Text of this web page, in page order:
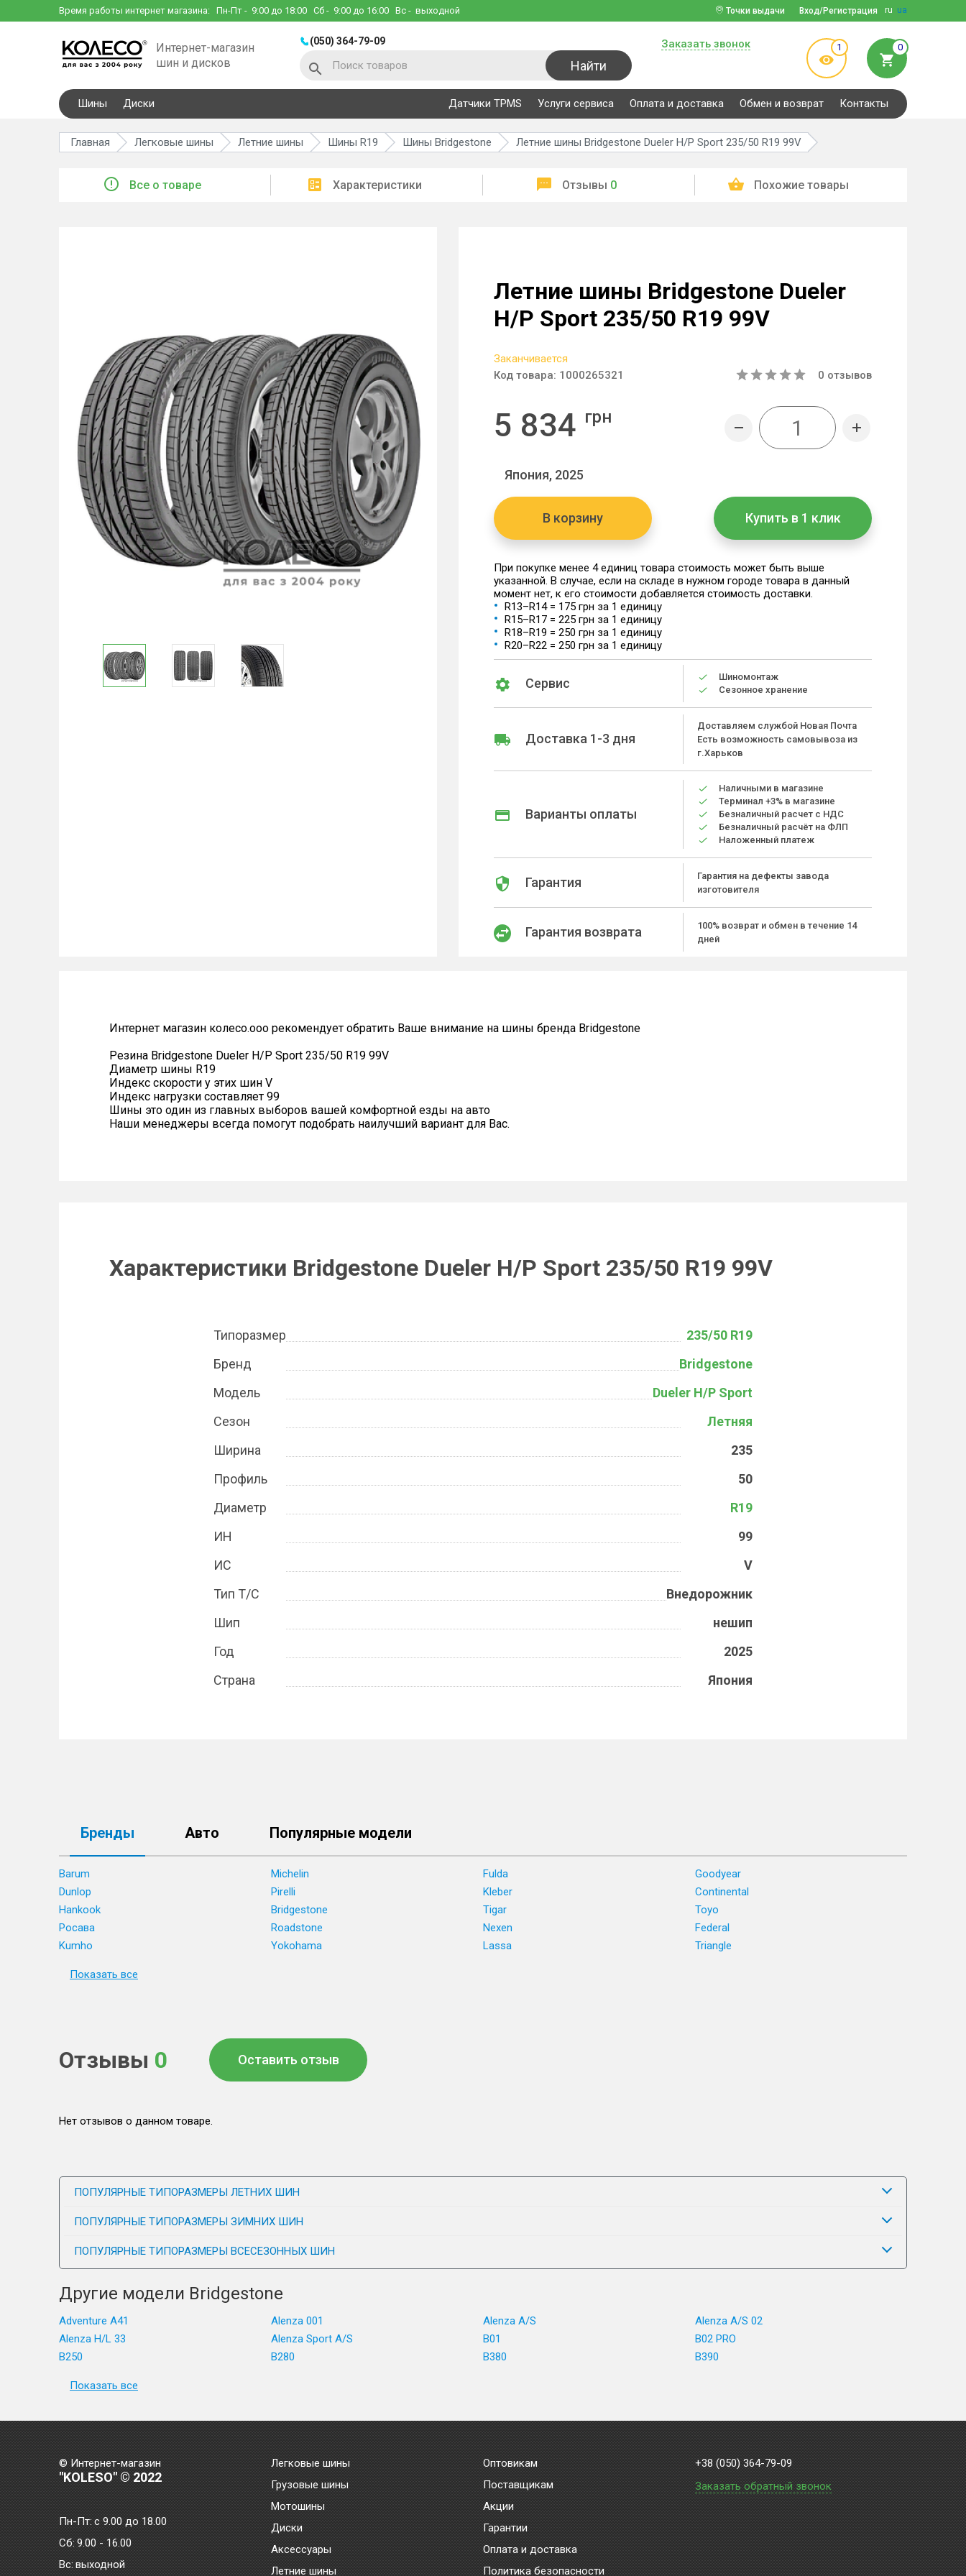
Время работы интернет магазина: Пн-Пт - 9:00 до 18:00 Сб - 9:00 до 16:00 Вс - выходной ru ua
Вход/Регистрация
Точки выдачи
Интернет-магазин
шин и дисков
(050) 364-79-09
Найти
Заказать звонок 1 0
Шины Диски Датчики TPMS Услуги сервиса Оплата и доставка Обмен и возврат Контакты
Главная Легковые шины Летние шины Шины R19 Шины Bridgestone Летние шины Bridgestone Dueler H/P Sport 235/50 R19 99V
Все о товаре Характеристики Отзывы 0 Похожие товары
Летние шины Bridgestone Dueler
H/P Sport 235/50 R19 99V
Заканчивается
Код товара: 1000265321 0 отзывов
5 834 грн
Япония, 2025
В корзину Купить в 1 клик
При покупке менее 4 единиц товара стоимость может быть выше
указанной. В случае, если на складе в нужном городе товара в данный
момент нет, к его стоимости добавляется стоимость доставки.
R13–R14 = 175 грн за 1 единицу
R15–R17 = 225 грн за 1 единицу
R18–R19 = 250 грн за 1 единицу
R20–R22 = 250 грн за 1 единицу
Сервис
Шиномонтаж
Сезонное хранение
Доставка 1-3 дня
Доставляем службой Новая Почта
Есть возможность самовывоза из
г.Харьков
Варианты оплаты
Наличными в магазине
Терминал +3% в магазине
Безналичный расчет с НДС
Безналичный расчёт на ФЛП
Наложенный платеж
Гарантия
Гарантия на дефекты завода
изготовителя
Гарантия возврата
100% возврат и обмен в течение 14
дней
Интернет магазин колесо.ооо рекомендует обратить Ваше внимание на шины бренда Bridgestone
Резина Bridgestone Dueler H/P Sport 235/50 R19 99V
Диаметр шины R19
Индекс скорости у этих шин V
Индекс нагрузки составляет 99
Шины это один из главных выборов вашей комфортной езды на авто
Наши менеджеры всегда помогут подобрать наилучший вариант для Вас.
Характеристики Bridgestone Dueler H/P Sport 235/50 R19 99V
Типоразмер
235/50 R19
Бренд
Bridgestone
Модель
Dueler H/P Sport
Сезон
Летняя
Ширина
235
Профиль
50
Диаметр
R19
ИН
99
ИС
V
Тип Т/С
Внедорожник
Шип
нешип
Год
2025
Страна
Япония
Бренды Авто Популярные модели
Barum Michelin Fulda
Goodyear
Dunlop
Pirelli Kleber
Continental
Hankook
Bridgestone Tigar
Toyo
Росава
Roadstone Nexen
Federal
Kumho
Yokohama Lassa Triangle
Показать все
Отзывы 0 Оставить отзыв
Нет отзывов о данном товаре.
ПОПУЛЯРНЫЕ ТИПОРАЗМЕРЫ ЛЕТНИХ ШИН
ПОПУЛЯРНЫЕ ТИПОРАЗМЕРЫ ЗИМНИХ ШИН
ПОПУЛЯРНЫЕ ТИПОРАЗМЕРЫ ВСЕСЕЗОННЫХ ШИН
Другие модели Bridgestone
Adventure A41 Alenza 001 Alenza A/S
Alenza A/S 02
Alenza H/L 33
Alenza Sport A/S B01
B02 PRO
B250
B280 B380 B390
Показать все
© Интернет-магазин
"KOLESO" © 2022
Пн-Пт:с 9.00 до 18.00
Сб: 9.00 - 16.00
Bc: выходной
Легковые шины
Грузовые шины
Мотошины
Диски
Аксессуары
Летние шины
Оптовикам
Поставщикам
Акции
Гарантии
Оплата и доставка
Политика безопасности
+38 (050) 364-79-09
Заказать обратный звонок